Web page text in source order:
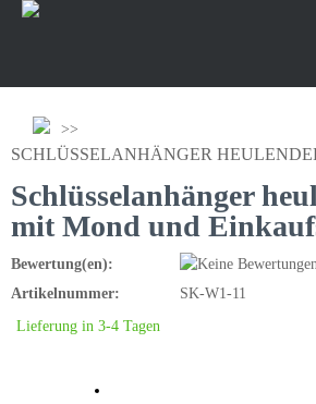
SCHLÜSSELANHÄNGER
Schlüsselanhänger
mit Mond und
Bewertung(en):
Artikelnummer:
SK-W1-11
Lieferung in 3-4 Tagen